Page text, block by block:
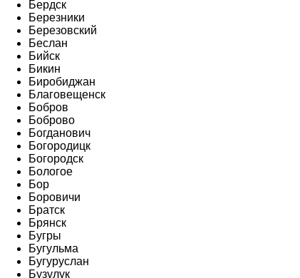
Бердск
Березники
Березовский
Беслан
Бийск
Бикин
Биробиджан
Благовещенск
Бобров
Боброво
Богданович
Богородицк
Богородск
Бологое
Бор
Боровичи
Братск
Брянск
Бугры
Бугульма
Бугуруслан
Бузулук